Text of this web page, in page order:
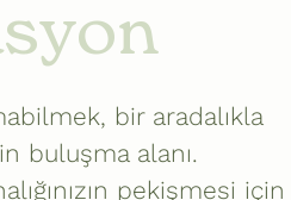
bir aradalıkla
buluşma alanı.
pekişmesi için